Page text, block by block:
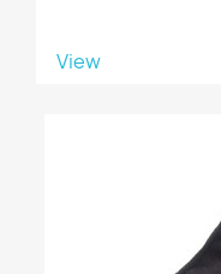
View